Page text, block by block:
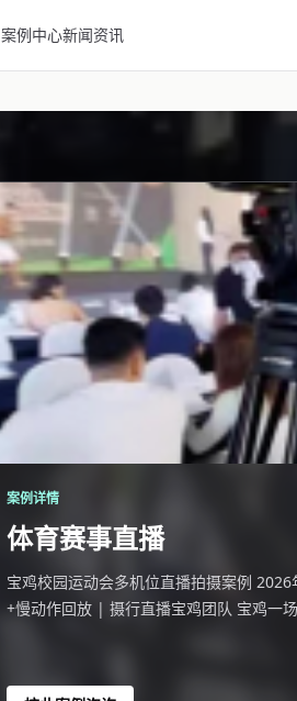
案例中心新闻资讯
案例详情
体育赛事直播
宝鸡校园运动会多机位直播拍摄案例
+慢动作回放 | 摄行直播宝鸡团队 宝鸡一